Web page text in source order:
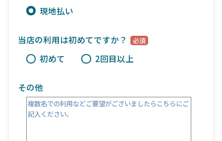
現地払い
当店の利用は初めてですか？
初めて
2回目以上
その他